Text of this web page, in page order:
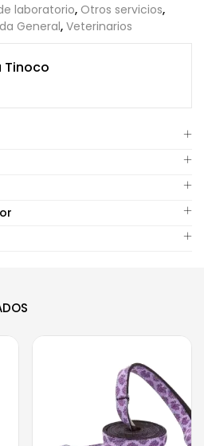
laboratorio, Otros servicios,
General, Veterinarios
Tinoco